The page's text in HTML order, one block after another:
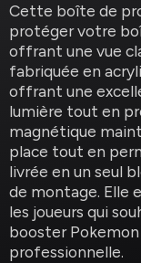
Cette boîte de
protéger votre
offrant une vue
fabriquée en
offrant une
lumière tout en
magnétique
place tout en
livrée en un seul
de montage. Elle
les joueurs qui
booster
professionnelle.